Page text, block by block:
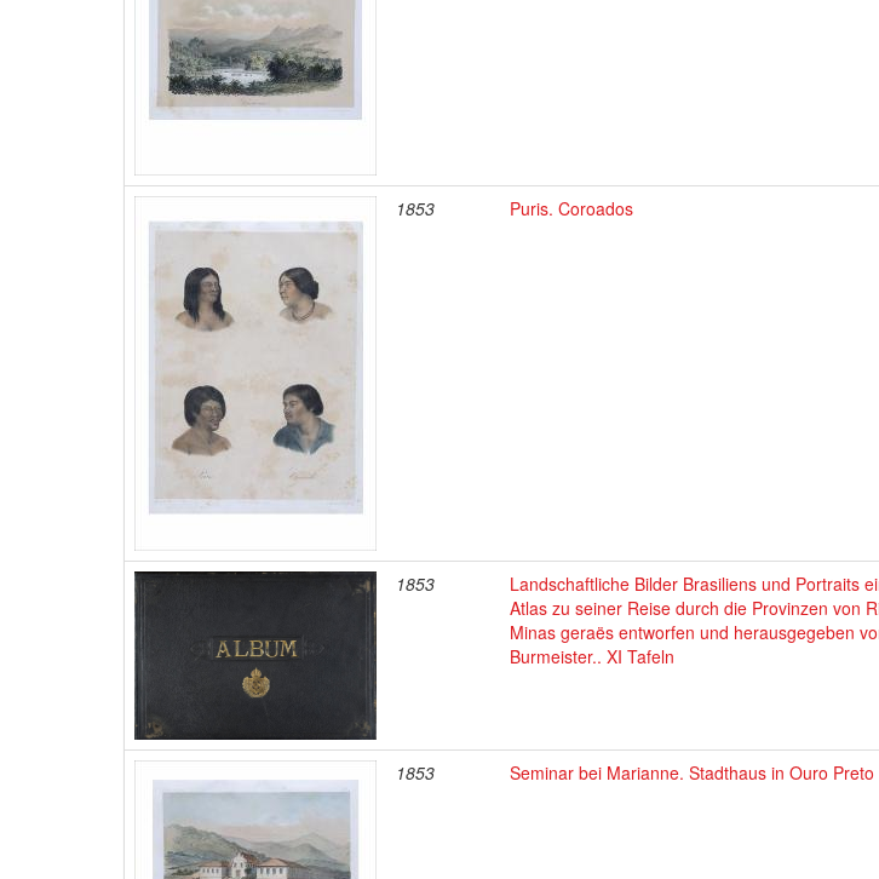
1853 Puris. Coroados
1853
Landschaftliche Bilder Brasiliens und Portraits
Atlas zu seiner Reise durch die Provinzen von
Minas geraës entworfen und herausgegeben
Burmeister.. XI Tafeln
1853 Seminar bei Marianne. Stadthaus in Ouro Preto